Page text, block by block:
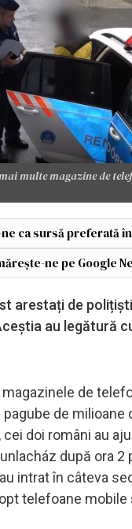
multe magazine de
ca sursă preferată
ne pe Google
arestați de
au legătură
de
de milioane
doi români au
după ora 2
intrat în câteva
​​telefoane mobile